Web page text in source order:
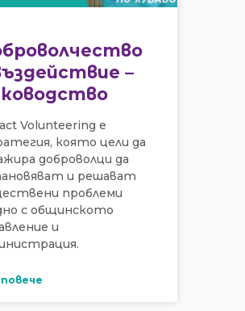
–
Volunteering е
която цели да
доброволци да
и решават
проблеми
с общинското
и